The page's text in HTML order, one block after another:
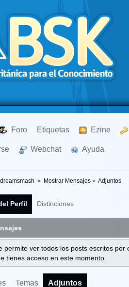
Foro Etiquetas Ezine
Webchat Ayuda
» Mostrar Mensajes» Adjuntos
Perfil Distinciones
permite ver todos los posts escritos
tienes acceso en este momento.
Temas Adjuntos